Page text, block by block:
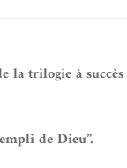
la trilogie à
de Dieu”.